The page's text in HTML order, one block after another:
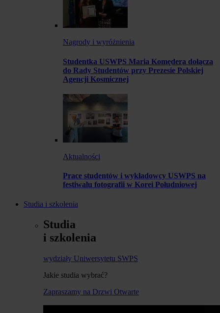
Nagrody i wyróżnienia
Studentka USWPS Maria Komędera dołącza
do Rady Studentów przy Prezesie Polskiej
Agencji Kosmicznej
Aktualności
Prace studentów i wykładowcy USWPS na
festiwalu fotografii w Korei Południowej
Studia i szkolenia
Studia
i szkolenia
wydziały Uniwersytetu SWPS
Jakie studia wybrać?
Zapraszamy na Drzwi Otwarte